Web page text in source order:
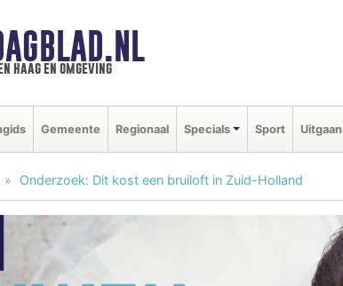
haag en omgeving
Gemeente Regionaal Specials Sport Uitgaan
Onderzoek: Dit kost een bruiloft in Zuid-Holland